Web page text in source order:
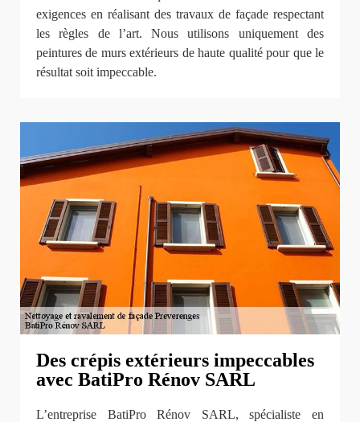
exigences en réalisant des travaux de façade respectant
les règles de l’art. Nous utilisons uniquement des
peintures de murs extérieurs de haute qualité pour que le
résultat soit impeccable.
Des crépis extérieurs impeccables
avec BatiPro Rénov SARL
L’entreprise BatiPro Rénov SARL, spécialiste en